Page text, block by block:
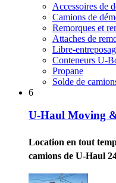
Accessoires de
Camions de
Remorques et
Attaches de
Libre-
Conteneurs U-
Propane
Solde de
6
U-Haul Moving
Location en tout
camions de U-Haul